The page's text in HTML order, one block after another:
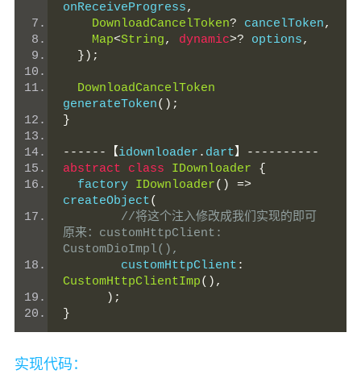
onReceiveProgress,
DownloadCancelToken? cancelToken,
Map<String, dynamic>? options,
});
DownloadCancelToken
generateToken();
}
------【idownloader . dart】----------
abstract
class IDownloader
{
  factory
IDownloader()
=>
createObject(
//将这个注入修改成我们实现的即可
原来：customHttpClient:
CustomDioImpl(),
        customHttpClient
:
CustomHttpClientImp(),
);
}
实现代码：